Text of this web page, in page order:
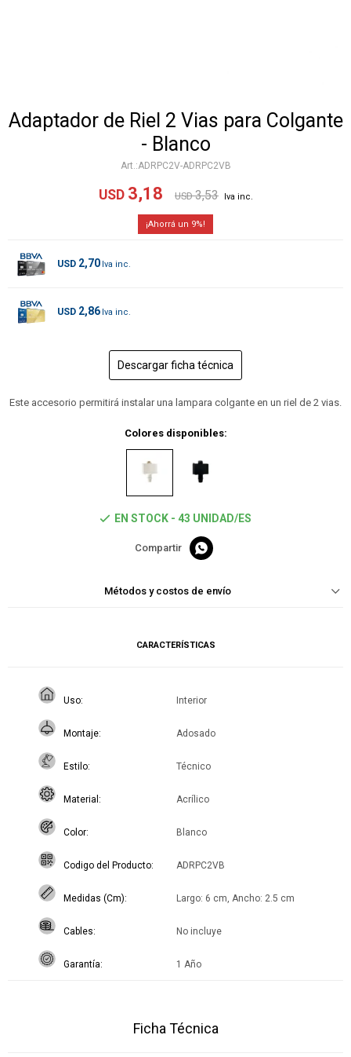
Adaptador de Riel 2 Vias para Colgante
- Blanco
ADRPC2V-ADRPC2VB
USD 3,18 USD 3,53
9
USD 2,70
USD 2,86
Descargar ficha técnica
Este accesorio permitirá instalar una lampara colgante en un riel de 2 vias.
Colores disponibles:
EN STOCK - 43 UNIDAD/ES

Métodos y costos de envío
CARACTERÍSTICAS
Uso Interior
Montaje Adosado
Estilo Técnico
Material Acrílico
Color Blanco
Codigo del Producto ADRPC2VB
Medidas (Cm) Largo: 6 cm, Ancho: 2.5 cm
Cables No incluye
Garantía 1 Año
Ficha Técnica